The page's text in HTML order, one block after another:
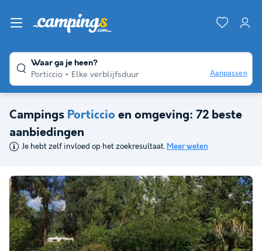
Waar ga je heen?
Porticcio
Elke verblijfsduur Aanpassen
Campings Porticcio en omgeving: 72 beste
aanbiedingen
Je hebt zelf invloed op het zoekresultaat. Meer weten